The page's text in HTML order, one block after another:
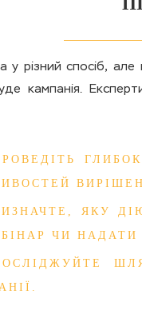
у різний спосіб,
кампанія.
ЯКУ
ЧИ НАДАТИ